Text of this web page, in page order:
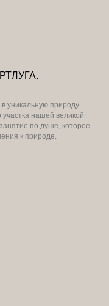
уникальную природу
нашей великой
по душе, которое
к природе.